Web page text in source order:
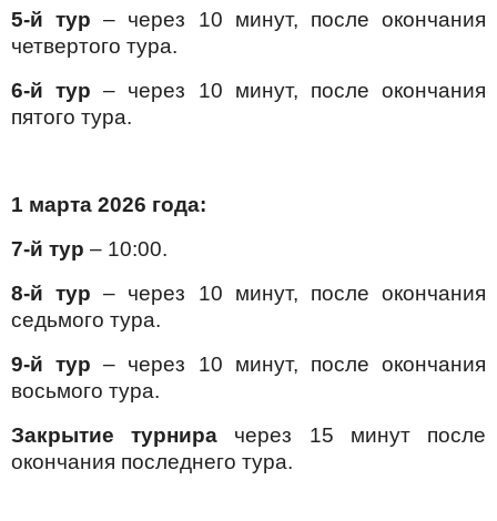
5-й тур – через 10 минут, после окончания
четвертого тура.
6-й тур – через 10 минут, после окончания
пятого тура.
1 марта 2026 года:
7-й тур – 10:00.
8-й тур – через 10 минут, после окончания
седьмого тура.
9-й тур – через 10 минут, после окончания
восьмого тура.
Закрытие турнира через 15 минут после
окончания последнего тура.